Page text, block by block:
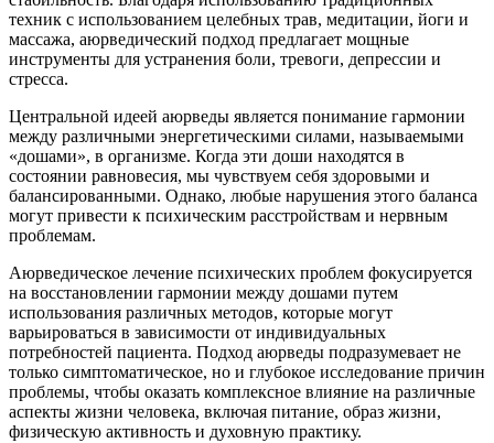
техник с использованием целебных трав, медитации, йоги и
массажа, аюрведический подход предлагает мощные
инструменты для устранения боли, тревоги, депрессии и
стресса.
Центральной идеей аюрведы является понимание гармонии
между различными энергетическими силами, называемыми
«дошами», в организме. Когда эти доши находятся в
состоянии равновесия, мы чувствуем себя здоровыми и
балансированными. Однако, любые нарушения этого баланса
могут привести к психическим расстройствам и нервным
проблемам.
Аюрведическое лечение психических проблем фокусируется
на восстановлении гармонии между дошами путем
использования различных методов, которые могут
варьироваться в зависимости от индивидуальных
потребностей пациента. Подход аюрведы подразумевает не
только симптоматическое, но и глубокое исследование причин
проблемы, чтобы оказать комплексное влияние на различные
аспекты жизни человека, включая питание, образ жизни,
физическую активность и духовную практику.